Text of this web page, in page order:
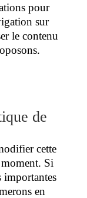
pour
sur
le contenu
de
cette
Si
importantes
en